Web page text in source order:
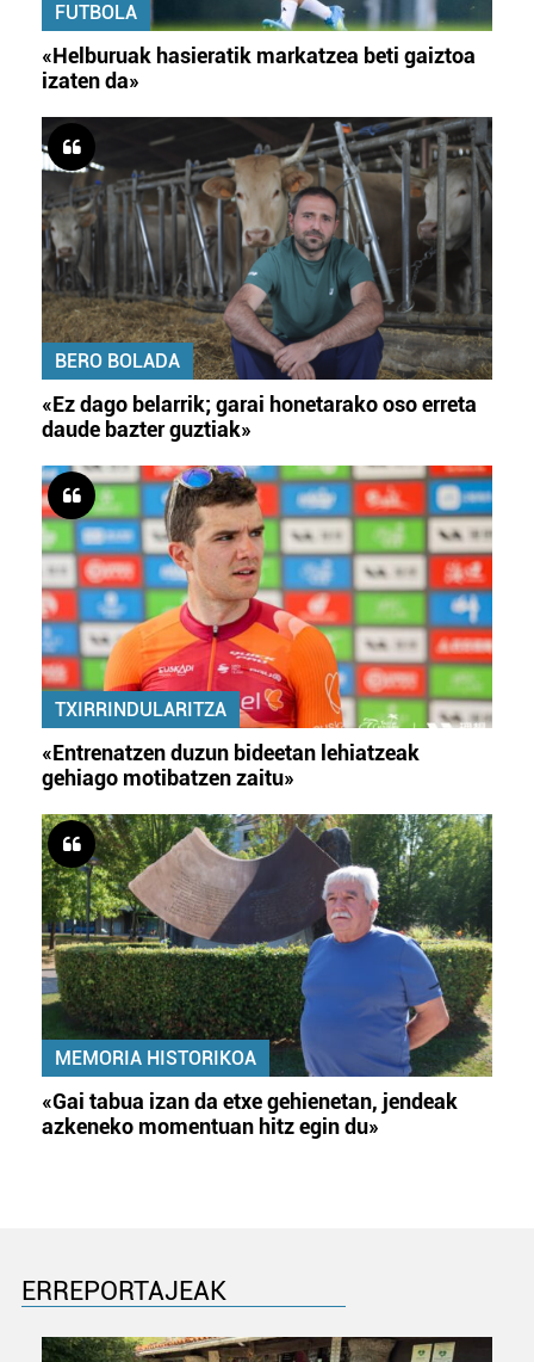
FUTBOLA
«Helburuak hasieratik markatzea beti gaiztoa
izaten da»
BERO BOLADA
«Ez dago belarrik; garai honetarako oso erreta
daude bazter guztiak»
TXIRRINDULARITZA
«Entrenatzen duzun bideetan lehiatzeak
gehiago motibatzen zaitu»
MEMORIA HISTORIKOA
«Gai tabua izan da etxe gehienetan, jendeak
azkeneko momentuan hitz egin du»
ERREPORTAJEAK